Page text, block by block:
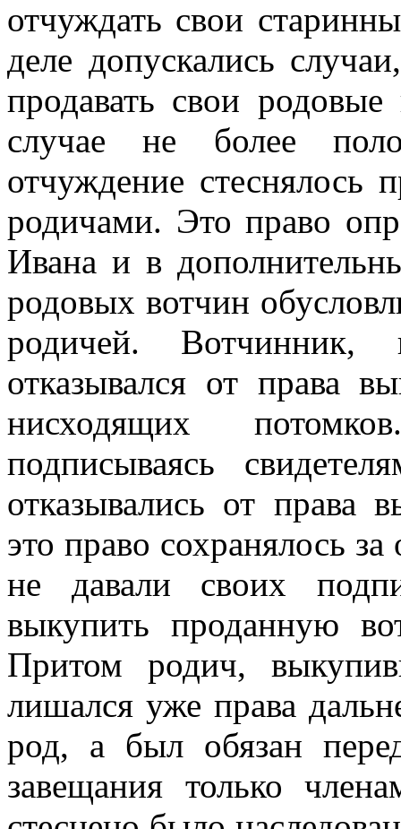
отчуждать свои
деле допускались
продавать свои
случае не более
отчуждение стеснялось
родичами. Это право
Ивана и в
родовых вотчин
родичей. Вотчинник,
отказывался от права
нисходящих
подписываясь
отказывались от права
это право сохранялось
не давали своих
выкупить проданную
Притом родич,
лишался уже права
род, а был обязан
завещания только